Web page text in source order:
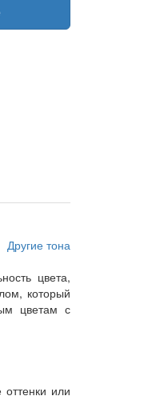
Другие тона
цвета,
который
цветам с
или